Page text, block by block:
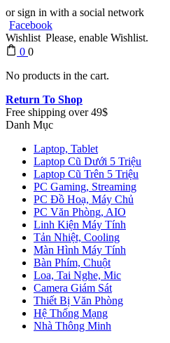
or sign in with a social network
Facebook
Wishlist Please, enable Wishlist.
0 0
No products in the cart.
Return To Shop
Free shipping over 49$
Danh Mục
Laptop, Tablet
Laptop Cũ Dưới 5 Triệu
Laptop Cũ Trên 5 Triệu
PC Gaming, Streaming
PC Đồ Hoạ, Máy Chủ
PC Văn Phòng, AIO
Linh Kiện Máy Tính
Tản Nhiệt, Cooling
Màn Hình Máy Tính
Bàn Phím, Chuột
Loa, Tai Nghe, Mic
Camera Giám Sát
Thiết Bị Văn Phòng
Hệ Thống Mạng
Nhà Thông Minh